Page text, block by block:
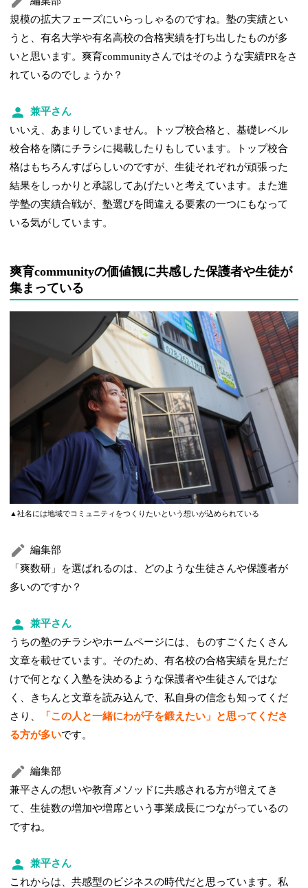
規模の拡大フェーズにいらっしゃるのですね。塾の実績とい
うと、有名大学や有名高校の合格実績を打ち出したものが多
いと思います。爽育communityさんではそのような実績PRをさ
れているのでしょうか？
兼平さん
いいえ、あまりしていません。トップ校合格と、基礎レベル
校合格を隣にチラシに掲載したりもしています。トップ校合
格はもちろんすばらしいのですが、生徒それぞれが頑張った
結果をしっかりと承認してあげたいと考えています。また進
学塾の実績合戦が、塾選びを間違える要素の一つにもなって
いる気がしています。
爽育communityの価値観に共感した保護者や生徒が
集まっている
▲社名には地域でコミュニティをつくりたいという想いが込められている
編集部
「爽数研」を選ばれるのは、どのような生徒さんや保護者が
多いのですか？
兼平さん
うちの塾のチラシやホームページには、ものすごくたくさん
文章を載せています。そのため、有名校の合格実績を見ただ
けで何となく入塾を決めるような保護者や生徒さんではな
く、きちんと文章を読み込んで、私自身の信念も知ってくだ
さり、
「この人と一緒にわが子を鍛えたい」と思ってくださ
る方が多いです。
編集部
兼平さんの想いや教育メソッドに共感される方が増えてき
て、生徒数の増加や増席という事業成長につながっているの
ですね。
兼平さん
これからは、共感型のビジネスの時代だと思っています。私